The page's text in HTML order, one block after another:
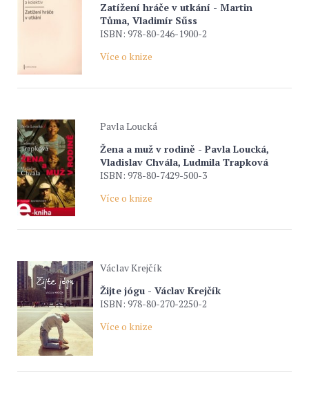
Zatížení hráče v utkání - Martin
Tůma, Vladimír Sűss
ISBN: 978-80-246-1900-2
Více o knize
Pavla Loucká
Žena a muž v rodině - Pavla Loucká,
Vladislav Chvála, Ludmila Trapková
ISBN: 978-80-7429-500-3
Více o knize
Václav Krejčík
Žijte jógu - Václav Krejčík
ISBN: 978-80-270-2250-2
Více o knize